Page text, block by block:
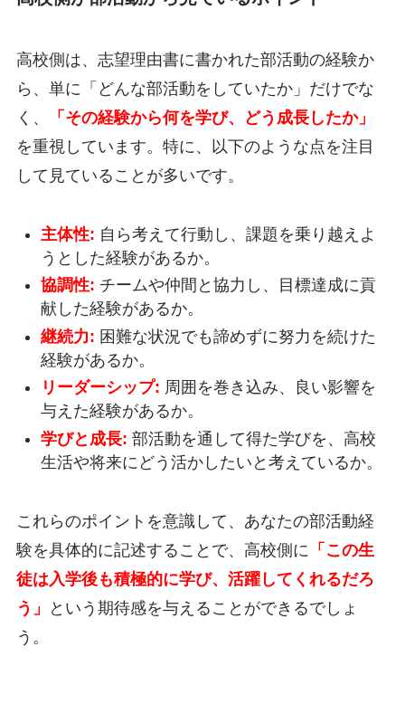
高校側は、志望理由書に書かれた部活動の経験か
ら、単に「どんな部活動をしていたか」だけでな
く、
「その経験から何を学び、どう成長したか」
を重視しています。特に、以下のような点を注目
して見ていることが多いです。
主体性: 自ら考えて行動し、課題を乗り越えよ
うとした経験があるか。
協調性: チームや仲間と協力し、目標達成に貢
献した経験があるか。
継続力: 困難な状況でも諦めずに努力を続けた
経験があるか。
リーダーシップ: 周囲を巻き込み、良い影響を
与えた経験があるか。
学びと成長: 部活動を通して得た学びを、高校
生活や将来にどう活かしたいと考えているか。
これらのポイントを意識して、あなたの部活動経
験を具体的に記述することで、高校側に 「この生
徒は入学後も積極的に学び、活躍してくれるだろ
う」
という期待感を与えることができるでしょ
う。